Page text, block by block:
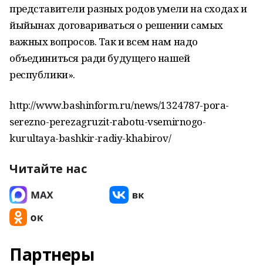
представители разных родов умели на сходах и
йыйынах договариваться о решении самых
важных вопросов. Так и всем нам надо
объединиться ради будущего нашей
республики».
http://www.bashinform.ru/news/1324787-pora-
serezno-perezagruzit-rabotu-vsemirnogo-
kurultaya-bashkir-radiy-khabirov/
Читайте нас
Партнеры